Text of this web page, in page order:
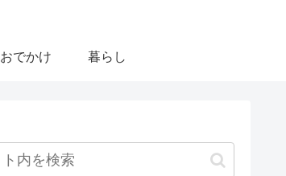
おでかけ 暮らし